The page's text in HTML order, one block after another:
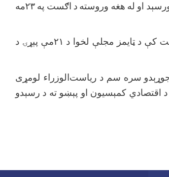
او له هغه وروسته د اګست په ۲۳مه
کې د ټایمز مجلې لخوا د ۲۱مې پېړۍ د
سره سم د ریاست‌الوزراء لومړی
د اقتصادي کمېسیون او پېښو ته د رسېدو